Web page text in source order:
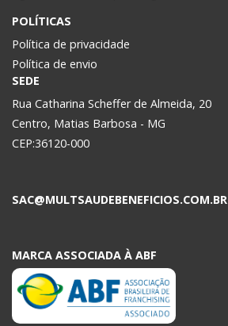
POLÍTICAS
Política de privacidade
Política de envio
SEDE
Rua Catharina Scheffer de Almeida, 20
Centro, Matias Barbosa - MG
CEP:36120-000
SAC@MULTSAUDEBENEFICIOS.COM.BR
MARCA ASSOCIADA À ABF